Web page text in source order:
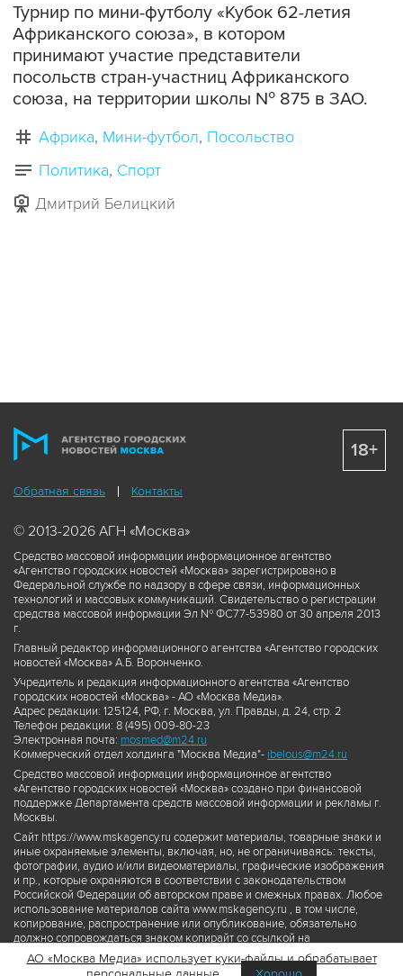
Турнир по мини-футболу «Кубок 62-летия
Африканского союза», в котором
принимают участие представители
посольств стран-участниц Африканского
союза, на территории школы № 875 в ЗАО.
Африка Мини-футбол Посольство
Политика Спорт
Дмитрий Белицкий
Обратная связь Контакты
© 2013-2026 АГН «Москва»
Средство массовой информации информационное агентство
«Агентство городских новостей «Москва» зарегистрировано в
Федеральной службе по надзору в сфере связи, информационных
технологий и массовых коммуникаций. Свидетельство о регистрации
средства массовой информации Эл № ФС77-53980 от 30 апреля 2013
г.
Главный редактор информационного агентства «Агентство городских
новостей «Москва» А.Б. Воронченко.
Учредитель и редакция информационного агентства «Агентство
городских новостей «Москва» - АО «Москва Медиа».
Адрес редакции: 125124, РФ, г. Москва, ул. Правды, д. 24, стр. 2
Телефон редакции: 8 (495) 009-80-23
Электронная почта: mosmed@m24.ru
Коммерческий отдел холдинга "Москва Медиа"- ibelous@m24.ru
Средство массовой информации информационное агентство
«Агентство городских новостей «Москва» создано при финансовой
поддержке Департамента средств массовой информации и рекламы г.
Москвы.
Сайт https://www.mskagency.ru содержит материалы, товарные знаки и
иные охраняемые элементы, включая, но, не ограничиваясь: тексты,
фотографии, аудио и/или видеоматериалы, графические изображения
и пр., которые охраняются в соответствии с законодательством
Российской Федерации об авторском праве и смежных правах. Любое
использование материалов сайта www.mskagency.ru , в том числе,
копирование, распространение или опубликование, обязательно
должно сопровождаться знаком копирайт со ссылкой на
правообладателя © АО «Москва Медиа», а также гиперссылкой на сайт
www.mskagency.ru как на первоисточник информации. Переработка
18+
АО «Москва Медиа» использует куки-файлы и обрабатывает